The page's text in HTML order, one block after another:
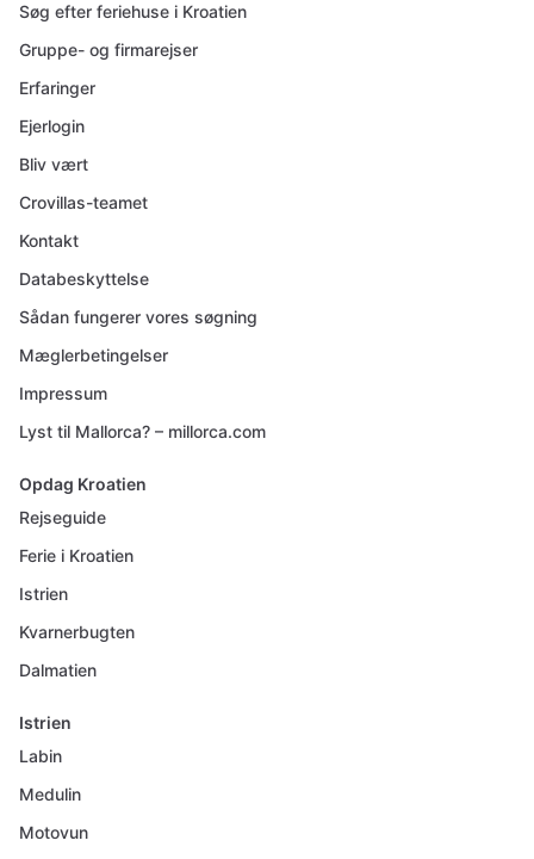
Søg efter feriehuse i Kroatien
Gruppe- og firmarejser
Erfaringer
Ejerlogin
Bliv vært
Crovillas-teamet
Kontakt
Databeskyttelse
Sådan fungerer vores søgning
Mæglerbetingelser
Impressum
Lyst til Mallorca? – millorca.com
Opdag Kroatien
Rejseguide
Ferie i Kroatien
Istrien
Kvarnerbugten
Dalmatien
Istrien
Labin
Medulin
Motovun